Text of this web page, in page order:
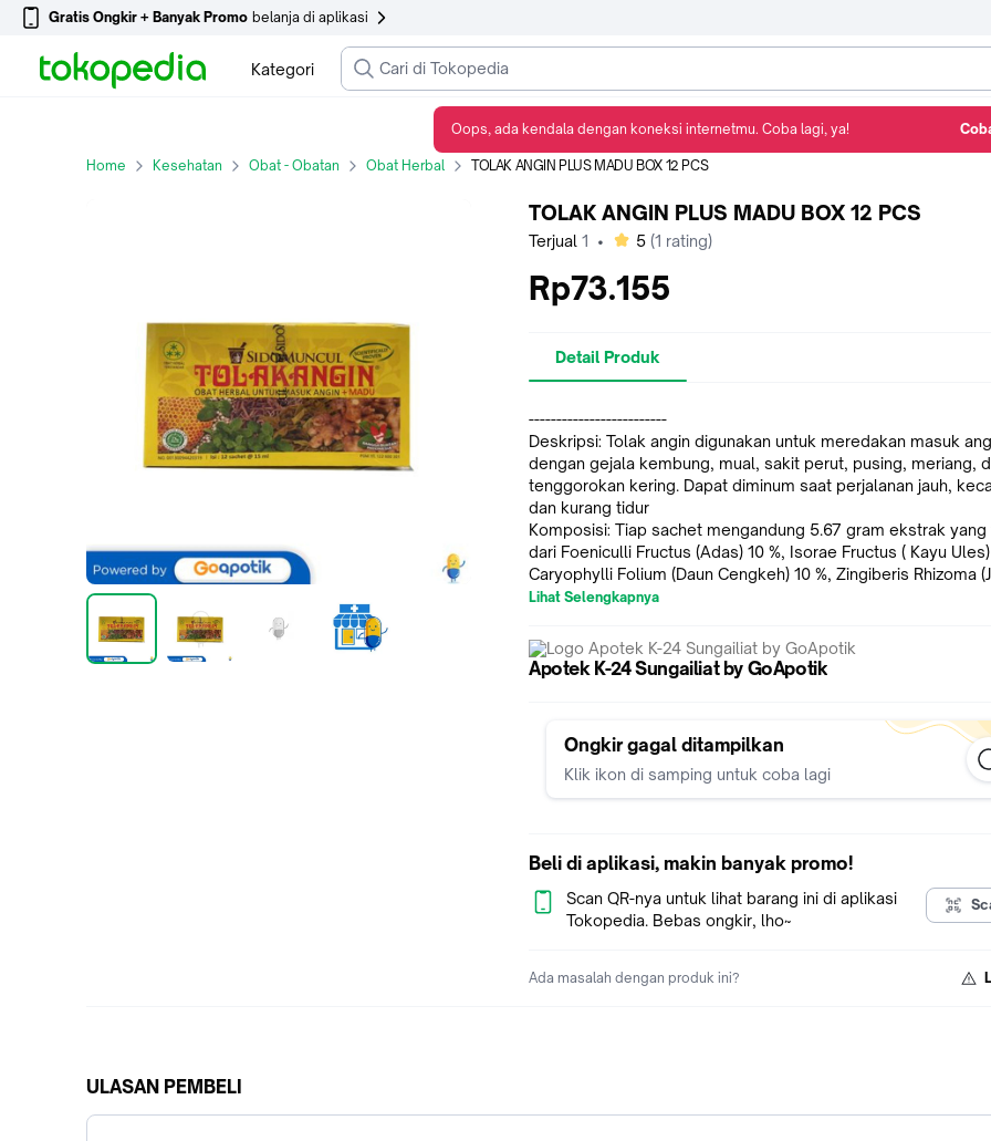
Gratis Ongkir + Banyak Promo belanja di aplikasi
Kategori
Home Kesehatan Obat - Obatan Obat Herbal TOLAK ANGIN PLUS MADU BOX 12 PCS
TOLAK ANGIN PLUS MADU BOX 12 PCS
Terjual 1 • bintang
5 (1 rating)
Rp73.155
Detail Produk
-------------------------
Deskripsi: Tolak angin digunakan untuk meredakan masuk
dengan gejala kembung, mual, sakit perut, pusing, meriang,
tenggorokan kering. Dapat diminum saat perjalanan jauh,
dan kurang tidur
Komposisi: Tiap sachet mengandung 5.67 gram ekstrak
dari Foeniculli Fructus (Adas) 10 %, Isorae Fructus ( Kayu Ules)
Caryophylli Folium (Daun Cengkeh) 10 %, Zingiberis Rhizoma
%, Menthae arvensitis Herba (Daun Mint) 10 % dengan
atau lebih. Jika masuk anginn dan sakit perut/diare : 3-4 sachet
perhari. Mabuk perjalanan : Sebelum melakukan perjalanan
sachet dan pada waktu mabuk perjalanan minum 1-3 sachet.
mual, sakit perut, pusing, meriang, dan tenggorokan kering.
diminum saat perjalanan jauh, kecapaian dan kurang tidur
Perhatian Khusus: Jika keluhan tidak membaik segera hubungi
Kemasan: Dus, 12 sachet @ 15 mL larutan
Lihat Selengkapnya
Apotek K-24 Sungailiat by GoApotik
Ongkir gagal ditampilkan
Klik ikon di samping untuk coba lagi
Beli di aplikasi, makin banyak promo!
Scan QR-nya untuk lihat barang ini di aplikasi
Tokopedia. Bebas ongkir, lho~
Ada masalah dengan produk ini?
ULASAN PEMBELI
Oops, ada kendala dengan koneksi internetmu. Coba lagi, ya!